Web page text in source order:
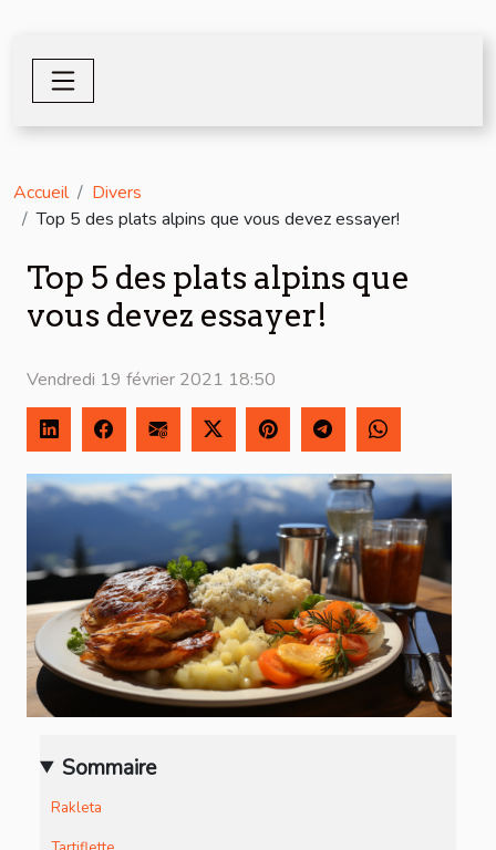
Accueil
Divers
Top 5 des plats alpins que vous devez essayer!
Top 5 des plats alpins que
vous devez essayer!
Vendredi 19 février 2021 18:50
Sommaire
Rakleta